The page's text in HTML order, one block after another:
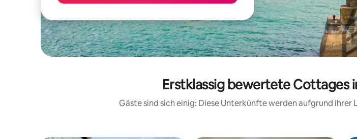
Erstklassig bewertete Cottages
Gäste sind sich einig: Diese Unterkünfte werden aufgrund